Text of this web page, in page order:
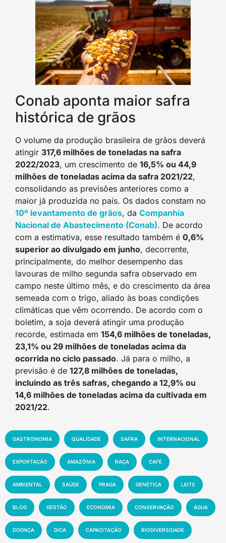
Conab aponta maior safra
histórica de grãos
O volume da produção brasileira de grãos deverá
atingir 317,6 milhões de toneladas na safra
2022/2023, um crescimento de 16,5% ou 44,9
milhões de toneladas acima da safra 2021/22,
consolidando as previsões anteriores como a
maior já produzida no país. Os dados constam no
10º levantamento de grãos, da Companhia
Nacional de Abastecimento (Conab). De acordo
com a estimativa, esse resultado também é 0,6%
superior ao divulgado em junho, decorrente,
principalmente, do melhor desempenho das
lavouras de milho segunda safra observado em
campo neste último mês, e do crescimento da área
semeada com o trigo, aliado às boas condições
climáticas que vêm ocorrendo. De acordo com o
boletim, a soja deverá atingir uma produção
recorde, estimada em 154,6 milhões de toneladas,
23,1% ou 29 milhões de toneladas acima da
ocorrida no ciclo passado. Já para o milho, a
previsão é de 127,8 milhões de toneladas,
incluindo as três safras, chegando a 12,9% ou
14,6 milhões de toneladas acima da cultivada em
2021/22.
GASTRONOMIA QUALIDADE SAFRA INTERNACIONAL
EXPORTAÇÃO AMAZÔNIA RAÇA CAFÉ
AMBIENTAL SAÚDE PRAGA GENÉTICA LEITE
BLOG GESTÃO ECONOMIA CONSERVAÇÃO ÁGUA
DOENÇA DICA CAPACITAÇÃO BIODIVERSIDADE